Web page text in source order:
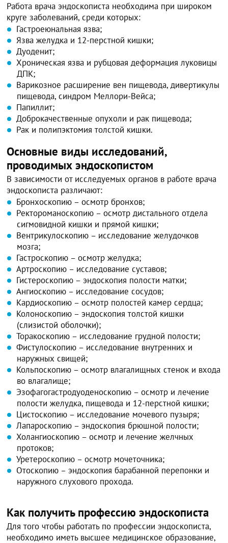
Работа врача эндоскописта необходима при широком
круге заболеваний, среди которых:
Гастроеюнальная язва;
Язва желудка и 12-перстной кишки;
Дуоденит;
Хроническая язва и рубцовая деформация луковицы
ДПК;
Варикозное расширение вен пищевода, дивертикулы
пищевода, синдром Меллори-Вейса;
Папиллит;
Доброкачественные опухоли и рак пищевода;
Рак и полипэктомия толстой кишки.
Основные виды исследований,
проводимых эндоскопистом
В зависимости от исследуемых органов в работе врача
эндоскописта различают:
Бронхоскопию – осмотр бронхов;
Ректороманоскопию – осмотр дистального отдела
сигмовидной кишки и прямой кишки;
Вентрикулоскопию – исследование желудочков
мозга;
Гастроскопию – осмотр желудка;
Артроскопию – исследование суставов;
Гистероскопию – эндоскопия полости матки;
Ангиоскопию – исследование сосудов;
Кардиоскопию – осмотр полостей камер сердца;
Колоноскопию – эндоскопия толстой кишки
(слизистой оболочки);
Торакоскопию – исследование грудной полости;
Фистулоскопию – исследование внутренних и
наружных свищей;
Кольпоскопию – осмотр влагалищных стенок и входа
во влагалище;
Эзофагогастродуоденоскопию – осмотр и лечение
полости желудка, пищевода и 12-перстной кишки;
Цистоскопию – исследование мочевого пузыря;
Лапароскопию – эндоскопия брюшной полости;
Холангиоскопию – осмотр и лечение желчных
протоков;
Уретероскопию – осмотр мочеточника;
Отоскопию – эндоскопия барабанной перепонки и
наружного слухового прохода.
Как получить профессию эндоскописта
Для того чтобы работать по профессии эндоскописта,
необходимо иметь высшее медицинское образование,